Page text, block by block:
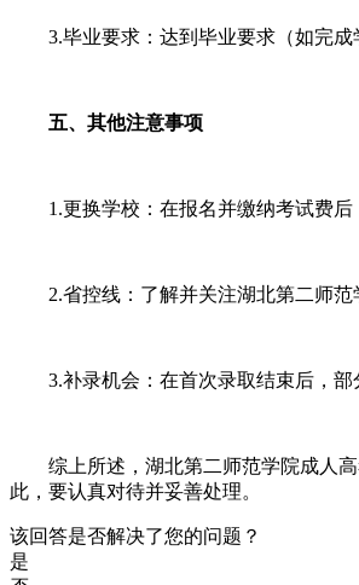
3.毕业要求：达到毕业要求（如完成
五、其他注意事项
1.更换学校：在报名并缴纳考试费后
2.省控线：了解并关注湖北第二师范
3.补录机会：在首次录取结束后，部
综上所述，湖北第二师范学院成人高
此，要认真对待并妥善处理。
该回答是否解决了您的问题？
是